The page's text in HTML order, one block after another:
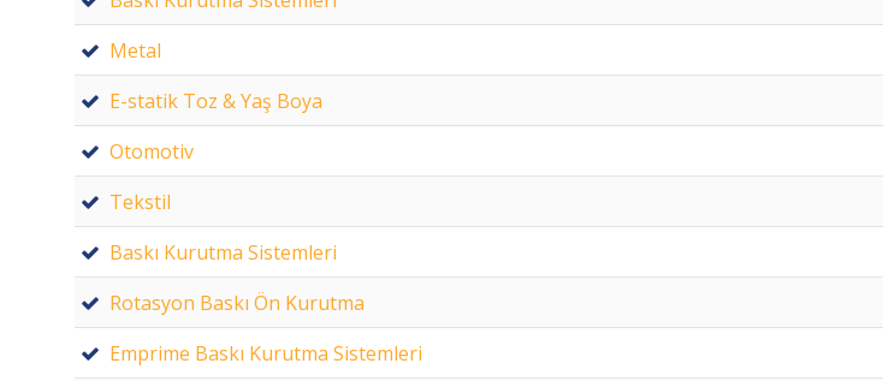
Metal
E-statik Toz & Yaş Boya
Otomotiv
Tekstil
Baskı Kurutma Sistemleri
Rotasyon Baskı Ön Kurutma
Emprime Baskı Kurutma Sistemleri